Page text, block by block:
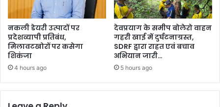
नकली डेयरी उत्पादों पर
प्रदेशव्यापी प्रतिबंध,
मिलावटखोरों पर कसेगा
शिकंजा
4 hours ago
देवप्रयाग के समीप बोलेरो वाहन
गहरी खाई में दुर्घटनाग्रस्त,
SDRF द्वारा राहत एवं बचाव
अभियान जारी…
5 hours ago